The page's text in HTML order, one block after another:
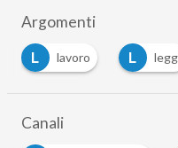
Argomenti
lavoro leggi
Canali